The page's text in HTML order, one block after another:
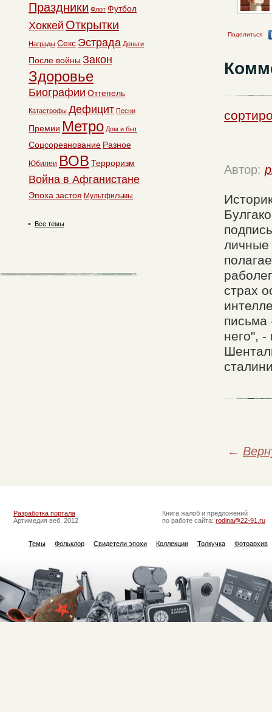
Поделиться
Автор:
личные
страх
письма
него",
←
Праздники Флот Футбол
Хоккей Открытки
Награды Секс Эстрада Деньги
После войны Закон
Здоровье
Биографии Оттепель
Катастрофы Дефицит Песни
Премии Метро Дом и быт
Соцсоревнование Разное
Юбилеи ВОВ Терроризм
Война в Афганистане
Эпоха застоя Мультфильмы
Все темы
Разработка портала
Артимедия веб, 2012
Книга жалоб и предложений
по работе сайта: rodina@22-91.ru
Темы Фольклор Свидетели эпохи Коллекции Толкучка Фотоархив